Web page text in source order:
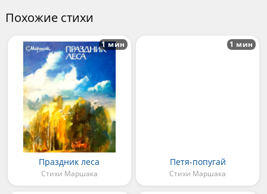
Похожие стихи
Праздник леса
Стихи Маршака
1 мин
Петя-попугай
Стихи Маршака
1 мин